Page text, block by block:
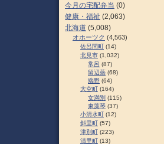
今月の宅配弁当 (0)
健康・福祉 (2,063)
北海道 (5,008)
オホーツク (4,563)
佐呂間町 (14)
北見市 (1,032)
常呂 (87)
留辺蘂 (68)
端野 (64)
大空町 (164)
女満別 (115)
東藻琴 (37)
小清水町 (12)
斜里町 (57)
津別町 (223)
清里町 (13)